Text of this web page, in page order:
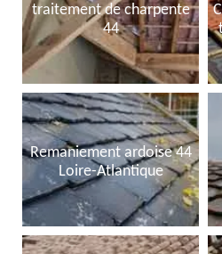
traitement de charpente
44
Remaniement ardoise 44
Loire-Atlantique